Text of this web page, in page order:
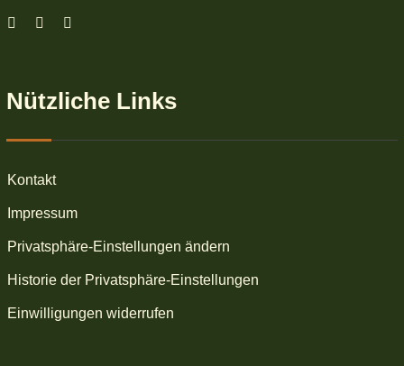
Nützliche Links
Kontakt
Impressum
Privatsphäre-Einstellungen ändern
Historie der Privatsphäre-Einstellungen
Einwilligungen widerrufen